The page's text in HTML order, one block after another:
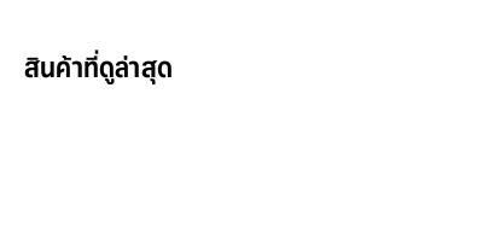
สินค้าที่ดูล่าสุด